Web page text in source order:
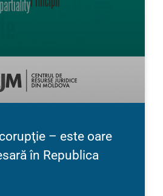
– este oare
în Republica